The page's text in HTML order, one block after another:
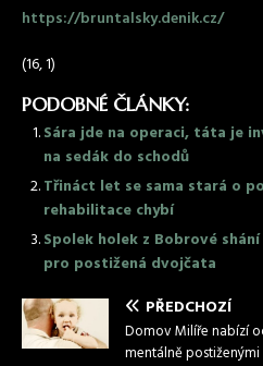
https://bruntalsky.denik.cz/
(16, 1)
PODOBNÉ ČLÁNKY:
Sára jde na operaci, táta je
na sedák do schodů
Třináct let se sama stará o
rehabilitace chybí
Spolek holek z Bobrové
pro postižená dvojčata
PŘEDCHOZÍ
Domov Milíře nabízí
mentálně